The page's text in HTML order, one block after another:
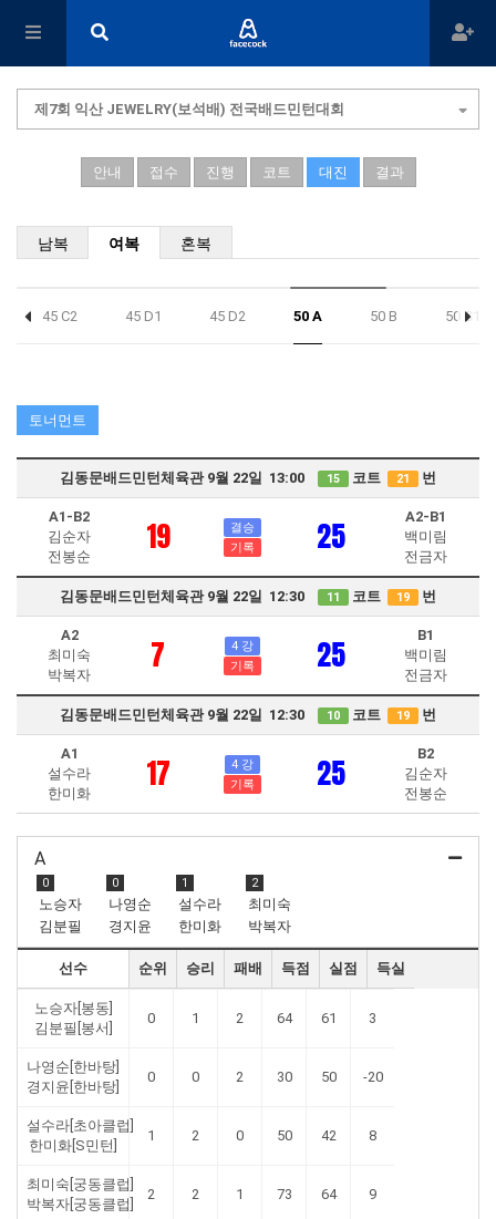
제7회 익산 JEWELRY(보석배) 전국배드민턴대회
안내 접수 진행 코트 대진 결과
남복 여복 혼복
45 C2 45 D1 45 D2 50 A 50 B 50 C1
토너먼트
김동문배드민턴체육관 9월 22일 13:00 15 코트 21 번
A1-B2
김순자
전봉순
19
결승
기록
25
A2-B1
백미림
전금자
김동문배드민턴체육관 9월 22일 12:30 11 코트 19 번
A2
최미숙
박복자
7
4 강
기록
25
B1
백미림
전금자
김동문배드민턴체육관 9월 22일 12:30 10 코트 19 번
A1
설수라
한미화
17
4 강
기록
25
B2
김순자
전봉순
A
0
노승자
김분필
0
나영순
경지윤
1
설수라
한미화
2
최미숙
박복자
선수 순위 승리 패배 득점 실점 득실
노승자[봉동]
김분필[봉서]
0 1 2 64 61 3
나영순[한바탕]
경지윤[한바탕]
0 0 2 30 50 -20
설수라[초아클럽]
한미화[S민턴]
1 2 0 50 42 8
최미숙[궁동클럽]
박복자[궁동클럽]
2 2 1 73 64 9